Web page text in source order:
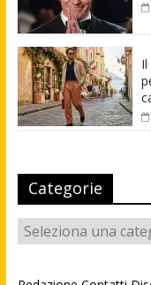
Categorie
Categorie